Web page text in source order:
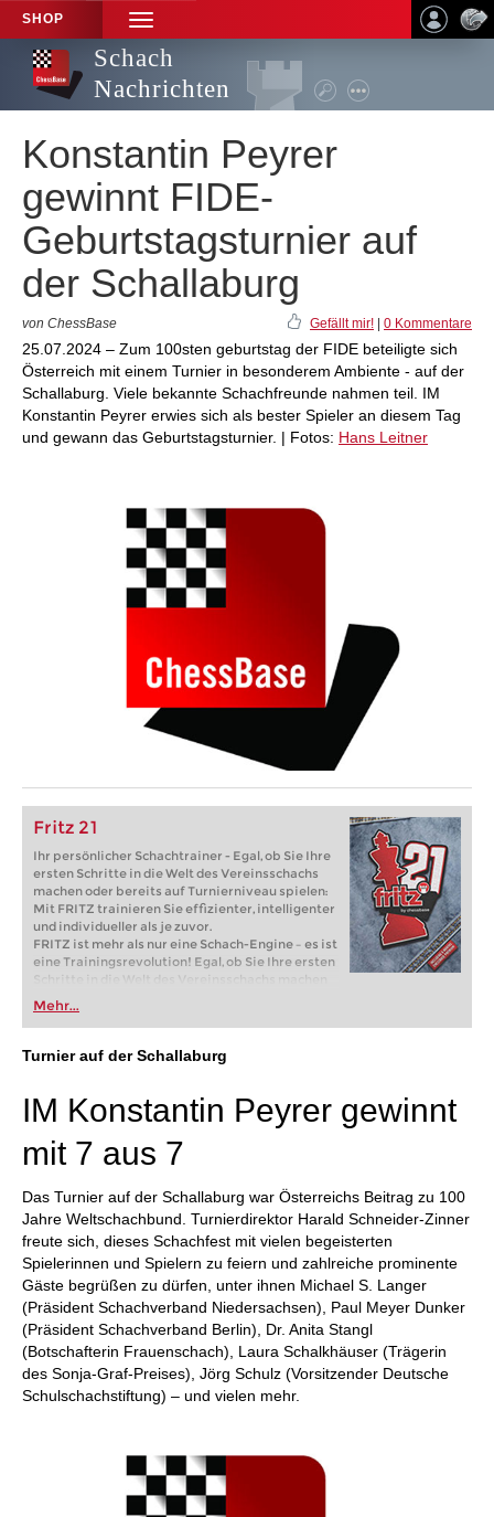
SHOP
TOGGLE
NAVIGATION
Schach
Nachrichten
Konstantin Peyrer
gewinnt FIDE-
Geburtstagsturnier auf
der Schallaburg
von ChessBase Gefällt mir! 0 Kommentare
25.07.2024 – Zum 100sten geburtstag der FIDE beteiligte sich
Österreich mit einem Turnier in besonderem Ambiente - auf der
Schallaburg. Viele bekannte Schachfreunde nahmen teil. IM
Konstantin Peyrer erwies sich als bester Spieler an diesem Tag
und gewann das Geburtstagsturnier. | Fotos: Hans Leitner
Fritz 21
Ihr persönlicher Schachtrainer - Egal, ob Sie Ihre
ersten Schritte in die Welt des Vereinsschachs
machen oder bereits auf Turnierniveau spielen:
Mit FRITZ trainieren Sie effizienter, intelligenter
und individueller als je zuvor.
FRITZ ist mehr als nur eine Schach-Engine – es ist
eine Trainingsrevolution! Egal, ob Sie Ihre ersten
Schritte in die Welt des Vereinsschachs machen
oder bereits auf Turnierniveau spielen: Mit
FRITZ trainieren Sie effizienter, intelligenter und
individueller als je zuvor.
Mehr...
Turnier auf der Schallaburg
IM Konstantin Peyrer gewinnt
mit 7 aus 7
Das Turnier auf der Schallaburg war Österreichs Beitrag zu 100
Jahre Weltschachbund. Turnierdirektor Harald Schneider-Zinner
freute sich, dieses Schachfest mit vielen begeisterten
Spielerinnen und Spielern zu feiern und zahlreiche prominente
Gäste begrüßen zu dürfen, unter ihnen Michael S. Langer
(Präsident Schachverband Niedersachsen), Paul Meyer Dunker
(Präsident Schachverband Berlin), Dr. Anita Stangl
(Botschafterin Frauenschach), Laura Schalkhäuser (Trägerin
des Sonja-Graf-Preises), Jörg Schulz (Vorsitzender Deutsche
Schulschachstiftung) – und vielen mehr.